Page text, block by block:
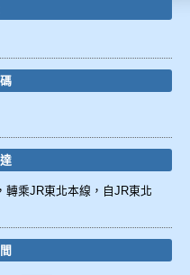
轉乘JR東北本線，自JR東北